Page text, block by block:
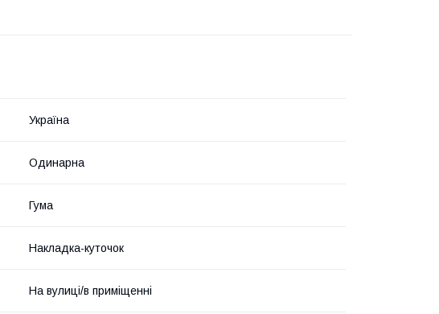
Україна
Одинарна
Гума
Накладка-куточок
На вулиці/в приміщенні